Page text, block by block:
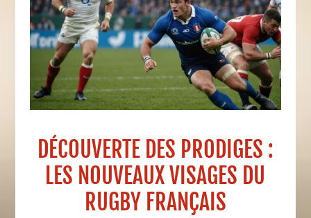
DÉCOUVERTE DES PRODIGES :
LES NOUVEAUX VISAGES DU
RUGBY FRANÇAIS